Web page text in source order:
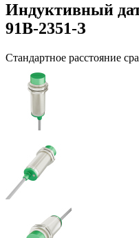
Индуктивный
91В-2351-З
Стандартное расстояние